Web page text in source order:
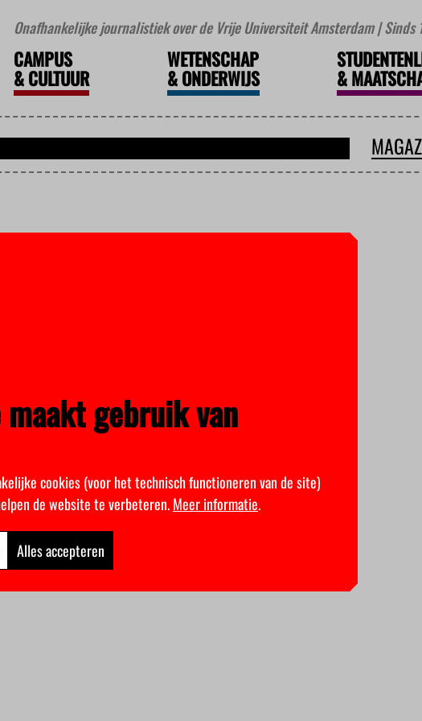
Onafhankelijke journalistiek over de Vrije Universiteit Amsterdam | Sinds
CAMPUS
&CULTUUR
WETENSCHAP
&ONDERWIJS &
maakt gebruik van
cookies (voor het technisch functioneren van de site)
de website te verbeteren.Meer informatie.
Alles accepteren